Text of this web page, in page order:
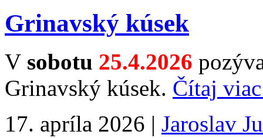
Grinavský kúsek
V sobotu 25.4.2026
Grinavský kúsek. Čítaj
17. apríla 2026 | Jaroslav